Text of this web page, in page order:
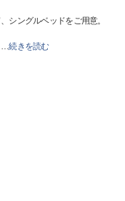
シングルベッドをご用意。
…続きを読む